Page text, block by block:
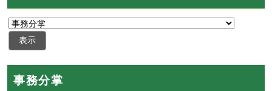
表示
事務分掌